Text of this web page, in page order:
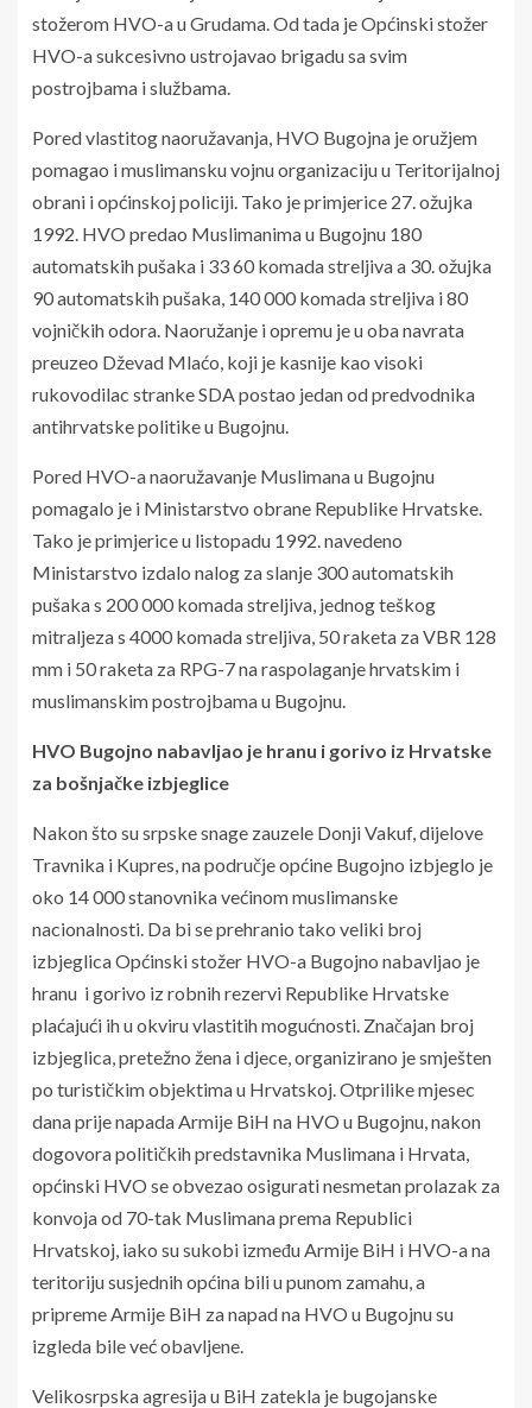
stožerom HVO-a u Grudama. Od tada je Općinski stožer
HVO-a sukcesivno ustrojavao brigadu sa svim
postrojbama i službama.
Pored vlastitog naoružavanja, HVO Bugojna je oružjem
pomagao i muslimansku vojnu organizaciju u Teritorijalnoj
obrani i općinskoj policiji. Tako je primjerice 27. ožujka
1992. HVO predao Muslimanima u Bugojnu 180
automatskih pušaka i 33 60 komada streljiva a 30. ožujka
90 automatskih pušaka, 140 000 komada streljiva i 80
vojničkih odora. Naoružanje i opremu je u oba navrata
preuzeo Dževad Mlaćo, koji je kasnije kao visoki
rukovodilac stranke SDA postao jedan od predvodnika
antihrvatske politike u Bugojnu.
Pored HVO-a naoružavanje Muslimana u Bugojnu
pomagalo je i Ministarstvo obrane Republike Hrvatske.
Tako je primjerice u listopadu 1992. navedeno
Ministarstvo izdalo nalog za slanje 300 automatskih
pušaka s 200 000 komada streljiva, jednog teškog
mitraljeza s 4000 komada streljiva, 50 raketa za VBR 128
mm i 50 raketa za RPG-7 na raspolaganje hrvatskim i
muslimanskim postrojbama u Bugojnu.
HVO Bugojno nabavljao je hranu i gorivo iz Hrvatske
za bošnjačke izbjeglice
Nakon što su srpske snage zauzele Donji Vakuf, dijelove
Travnika i Kupres, na područje općine Bugojno izbjeglo je
oko 14 000 stanovnika većinom muslimanske
nacionalnosti. Da bi se prehranio tako veliki broj
izbjeglica Općinski stožer HVO-a Bugojno nabavljao je
hranu i gorivo iz robnih rezervi Republike Hrvatske
plaćajući ih u okviru vlastitih mogućnosti. Značajan broj
izbjeglica, pretežno žena i djece, organizirano je smješten
po turističkim objektima u Hrvatskoj. Otprilike mjesec
dana prije napada Armije BiH na HVO u Bugojnu, nakon
dogovora političkih predstavnika Muslimana i Hrvata,
općinski HVO se obvezao osigurati nesmetan prolazak za
konvoja od 70-tak Muslimana prema Republici
Hrvatskoj, iako su sukobi između Armije BiH i HVO-a na
teritoriju susjednih općina bili u punom zamahu, a
pripreme Armije BiH za napad na HVO u Bugojnu su
izgleda bile već obavljene.
Velikosrpska agresija u BiH zatekla je bugojanske